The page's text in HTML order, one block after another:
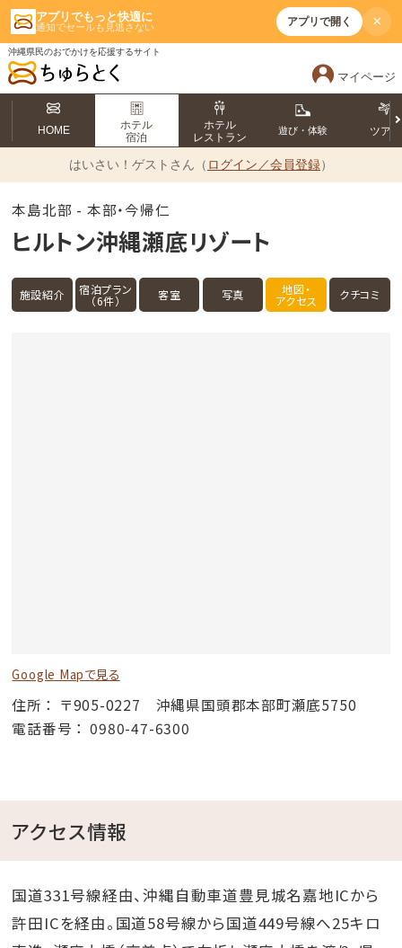
アプリでもっと快適に
通知でセールも見逃さない アプリで開く ×
沖縄県民のおでかけを応援するサイト
マイページ
HOME
ホテル
宿泊
ホテル
レストラン
遊び・体験 ツアー
はいさい！ ゲストさん（ ログイン／会員登録）
本島北部 - 本部・今帰仁
ヒルトン沖縄瀬底リゾート
施設紹介 宿泊プラン
（6件） 客室 写真 地図・
アクセス クチコミ
Google Mapで見る
住所
〒905-0227 沖縄県国頭郡本部町瀬底5750
電話番号
0980-47-6300
アクセス情報
国道331号線経由、沖縄自動車道豊見城名嘉地ICから
許田ICを経由。国道58号線から国道449号線へ25キロ